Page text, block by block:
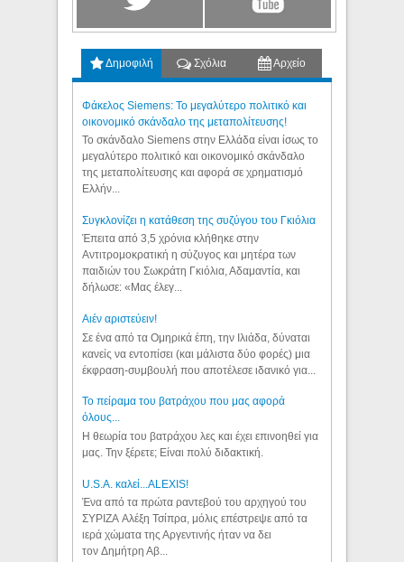
Δημοφιλή Σχόλια Αρχείο
Φάκελος Siemens: Το μεγαλύτερο πολιτικό και
οικονομικό σκάνδαλο της μεταπολίτευσης!
Το σκάνδαλο Siemens στην Ελλάδα είναι ίσως το
μεγαλύτερο πολιτικό και οικονομικό σκάνδαλο
της μεταπολίτευσης και αφορά σε χρηματισμό
Ελλήν...
Συγκλονίζει η κατάθεση της συζύγου του Γκιόλια
Έπειτα από 3,5 χρόνια κλήθηκε στην
Αντιτρομοκρατική η σύζυγος και μητέρα των
παιδιών του Σωκράτη Γκιόλια, Αδαμαντία, και
δήλωσε: «Μας έλεγ...
Aιέν αριστεύειν!
Σε ένα από τα Ομηρικά έπη, την Ιλιάδα, δύναται
κανείς να εντοπίσει (και μάλιστα δύο φορές) μια
έκφραση-συμβουλή που αποτέλεσε ιδανικό για...
Το πείραμα του βατράχου που μας αφορά
όλους...
Η θεωρία του βατράχου λες και έχει επινοηθεί για
μας. Την ξέρετε; Είναι πολύ διδακτική.
U.S.A. καλεί...ALEXIS!
Ένα από τα πρώτα ραντεβού του αρχηγού του
ΣΥΡΙΖΑ Αλέξη Τσίπρα, μόλις επέστρεψε από τα
ιερά χώματα της Αργεντινής ήταν να δει
τον Δημήτρη Αβ...